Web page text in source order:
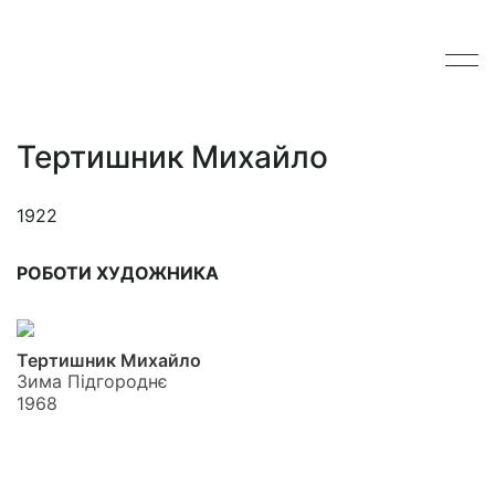
Тертишник Михайло
1922
РОБОТИ ХУДОЖНИКА
Тертишник Михайло
Зима Підгороднє
1968